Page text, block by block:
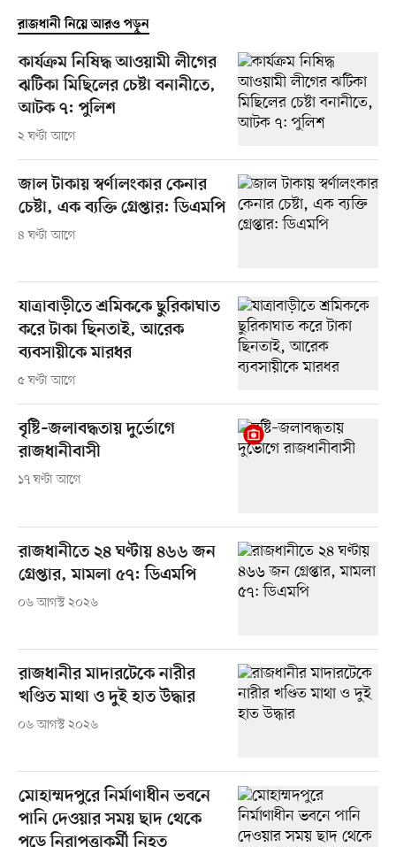
রাজধানী নিয়ে আরও পড়ুন
কার্যক্রম নিষিদ্ধ আওয়ামী লীগের
ঝটিকা মিছিলের চেষ্টা বনানীতে,
আটক ৭: পুলিশ
২ ঘণ্টা আগে
জাল টাকায় স্বর্ণালংকার কেনার
চেষ্টা, এক ব্যক্তি গ্রেপ্তার: ডিএমপি
৪ ঘণ্টা আগে
যাত্রাবাড়ীতে শ্রমিককে ছুরিকাঘাত
করে টাকা ছিনতাই, আরেক
ব্যবসায়ীকে মারধর
৫ ঘণ্টা আগে
বৃষ্টি–জলাবদ্ধতায় দুর্ভোগে
রাজধানীবাসী
১৭ ঘণ্টা আগে
রাজধানীতে ২৪ ঘণ্টায় ৪৬৬ জন
গ্রেপ্তার, মামলা ৫৭: ডিএমপি
০৬ আগস্ট ২০২৬
রাজধানীর মাদারটেকে নারীর
খণ্ডিত মাথা ও দুই হাত উদ্ধার
০৬ আগস্ট ২০২৬
মোহাম্মদপুরে নির্মাণাধীন ভবনে
পানি দেওয়ার সময় ছাদ থেকে
পড়ে নিরাপত্তাকর্মী নিহত